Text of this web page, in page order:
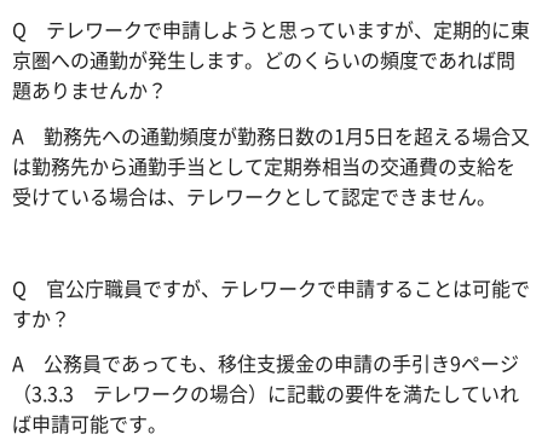
Q テレワークで申請しようと思っていますが、定期的に東
京圏への通勤が発生します。どのくらいの頻度であれば問
題ありませんか？
A 勤務先への通勤頻度が勤務日数の1月5日を超える場合又
は勤務先から通勤手当として定期券相当の交通費の支給を
受けている場合は、テレワークとして認定できません。
Q 官公庁職員ですが、テレワークで申請することは可能で
すか？
A 公務員であっても、移住支援金の申請の手引き9ページ
（3.3.3 テレワークの場合）に記載の要件を満たしていれ
ば申請可能です。